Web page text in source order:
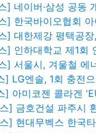
] 네이버·삼성 공동
] 한국바이오협회
] 대한제강 평택공
] 인하대학교 제1회
] 서울시, 겨울철 에
] LG엔솔, 1회 충전
] 아미코젠 콜라겐
] 금호건설 파주시
] 현대무벡스 한국